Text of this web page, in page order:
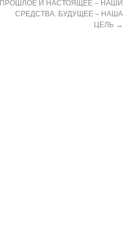
ПРОШЛОЕ И НАСТОЯЩЕЕ – НАШИ
СРЕДСТВА. БУДУЩЕЕ – НАША
ЦЕЛЬ →